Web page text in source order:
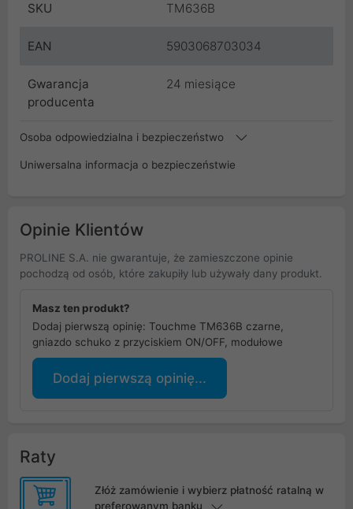
SKU TM636B
EAN 5903068703034
Gwarancja
producenta
24 miesiące
Osoba odpowiedzialna i bezpieczeństwo
Uniwersalna informacja o bezpieczeństwie
Opinie Klientów
PROLINE S.A. nie gwarantuje, że zamieszczone opinie
pochodzą od osób, które zakupiły lub używały dany produkt.
Masz ten produkt?
Dodaj pierwszą opinię: Touchme TM636B czarne,
gniazdo schuko z przyciskiem ON/OFF, modułowe
Dodaj pierwszą opinię...
Raty
Złóż zamówienie i wybierz płatność ratalną w
preferowanym banku